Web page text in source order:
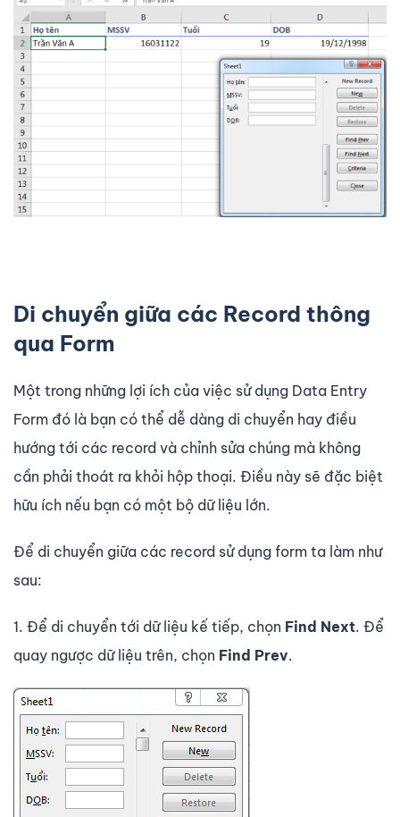
Di chuyển giữa các Record thông
qua Form
Một trong những lợi ích của việc sử dụng Data Entry
Form đó là bạn có thể dễ dàng di chuyển hay điều
hướng tới các record và chỉnh sửa chúng mà không
cần phải thoát ra khỏi hộp thoại. Điều này sẽ đặc biệt
hữu ích nếu bạn có một bộ dữ liệu lớn.
Để di chuyển giữa các record sử dụng form ta làm như
sau:
1. Để di chuyển tới dữ liệu kế tiếp, chọn Find Next. Để
quay ngược dữ liệu trên, chọn Find Prev.